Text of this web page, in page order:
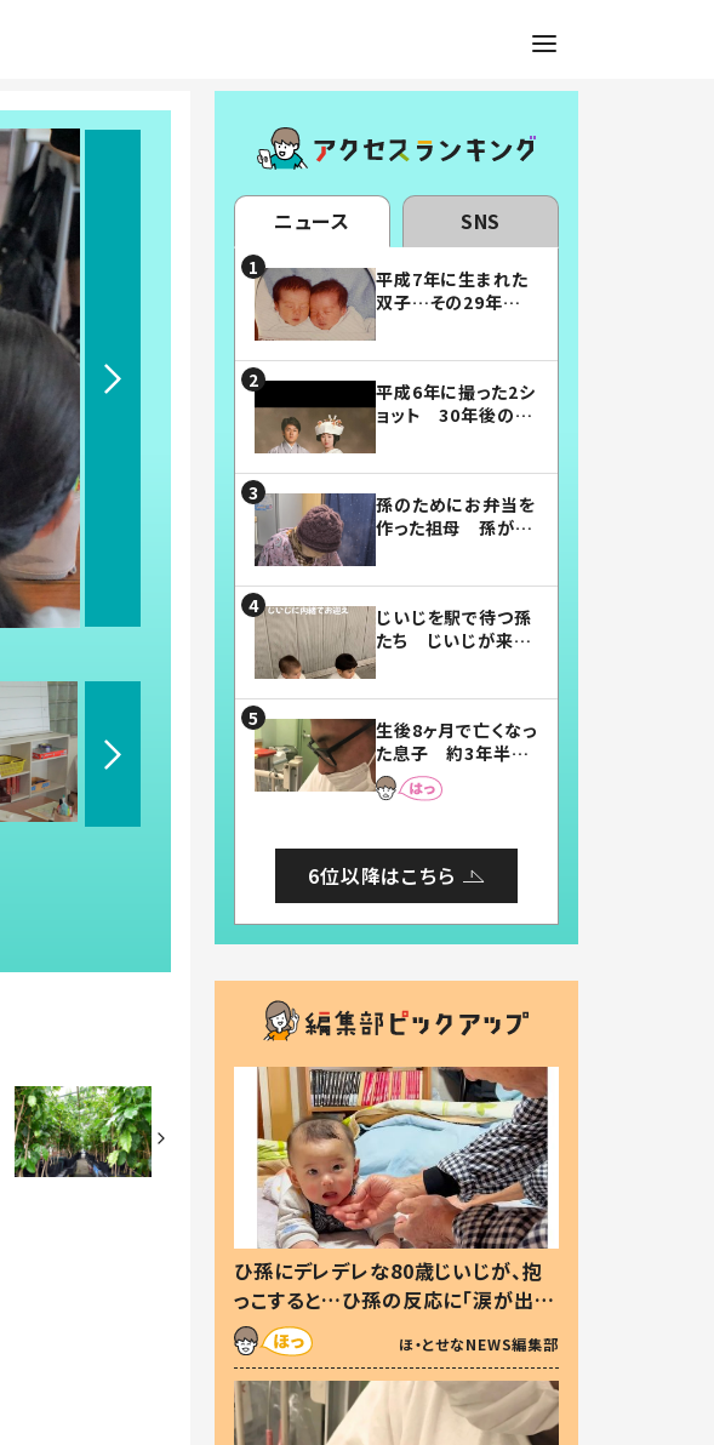
ニュース SNS
平成7年に生まれた
双子…その29年後
平成6年に撮った2シ
ョット 30年後の姿
孫のためにお弁当を
作った祖母 孫が絶
じいじを駅で待つ孫
たち じいじが来た
まらない」「幸せにな
れる」
生後8ヶ月で亡くなっ
た息子 約3年半
後、当時の妻の日記
に書いてあった本音
6位以降はこちら
ひ孫にデレデレな80歳じいじが、抱
っこすると…ひ孫の反応に「涙が出ま
した」「可愛くて仕方ない」
ほ・とせなNEWS編集部